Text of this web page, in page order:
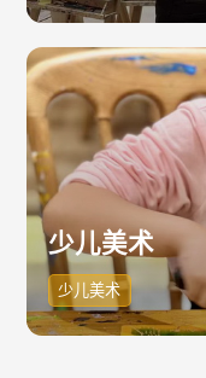
少儿美术
少儿美术